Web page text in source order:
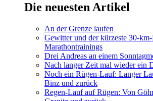
Die neuesten Artikel
An der Grenze laufen
Gewitter und der kürzeste 30-
Marathontrainings
Drei Andreas an einem
Nach langer Zeit mal wieder ein
Noch ein Rügen-Lauf: Langer
Binz und zurück
Regen-Lauf auf Rügen: Von